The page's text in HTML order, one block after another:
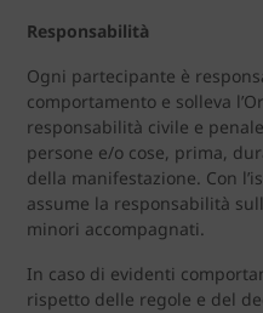
Responsabilità
Ogni partecipante è
comportamento e solleva
responsabilità civile e
persone e/o cose, prima,
della manifestazione. Con
assume la responsabilità
minori accompagnati.
In caso di evidenti
rispetto delle regole e del